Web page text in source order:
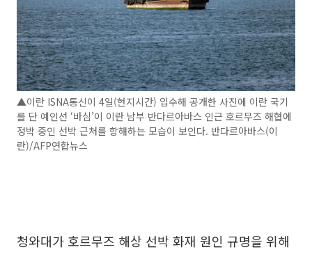
▲이란 ISNA통신이 4일(현지시간) 입수해 공개한 사진에 이란 국기
를 단 예인선 ‘바심’이 이란 남부 반다르아바스 인근 호르무즈 해협에
정박 중인 선박 근처를 항해하는 모습이 보인다. 반다르아바스(이
란)/AFP연합뉴스
청와대가 호르무즈 해상 선박 화재 원인 규명을 위해